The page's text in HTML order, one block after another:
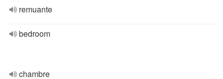
remuante
bedroom
chambre